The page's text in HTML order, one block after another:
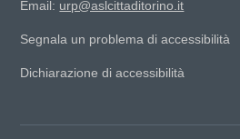
Email: urp@aslcittaditorino.it
Segnala un problema di accessibilità
Dichiarazione di accessibilità